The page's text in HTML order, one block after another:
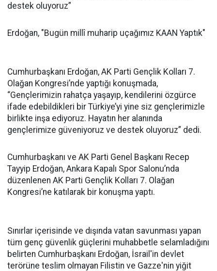
destek oluyoruz”
Erdoğan, "Bugün millî muharip uçağımız KAAN Yaptık"
Cumhurbaşkanı Erdoğan, AK Parti Gençlik Kolları 7.
Olağan Kongresi’nde yaptığı konuşmada,
“Gençlerimizin rahatça yaşayıp, kendilerini özgürce
ifade edebildikleri bir Türkiye’yi yine siz gençlerimizle
birlikte inşa ediyoruz. Hayatın her alanında
gençlerimize güveniyoruz ve destek oluyoruz” dedi.
Cumhurbaşkanı ve AK Parti Genel Başkanı Recep
Tayyip Erdoğan, Ankara Kapalı Spor Salonu’nda
düzenlenen AK Parti Gençlik Kolları 7. Olağan
Kongresi’ne katılarak bir konuşma yaptı.
Sınırlar içerisinde ve dışında vatan savunması yapan
tüm genç güvenlik güçlerini muhabbetle selamladığını
belirten Cumhurbaşkanı Erdoğan, İsrail'in devlet
terörüne teslim olmayan Filistin ve Gazze'nin yiğit